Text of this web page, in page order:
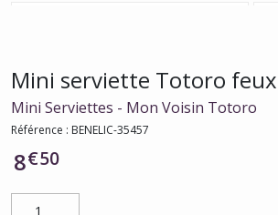
Mini serviette Totoro
Mini Serviettes - Mon Voisin Totoro
Référence : BENELIC-35457
8€50